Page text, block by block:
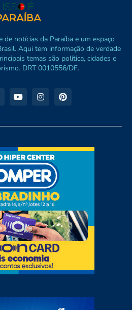
de notícias da Paraíba e um espaço
Aqui tem informação de verdade
temas são política, cidades e
DRT 0010556/DF.